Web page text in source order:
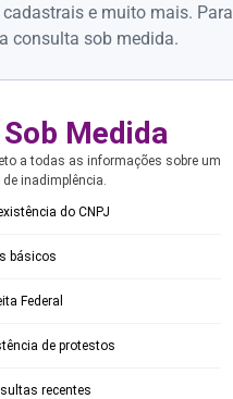
e muito mais. Para
consulta sob medida.
Medida
a todas as informações sobre um
inadimplência.
do CNPJ
básicos
Federal
de protestos
recentes